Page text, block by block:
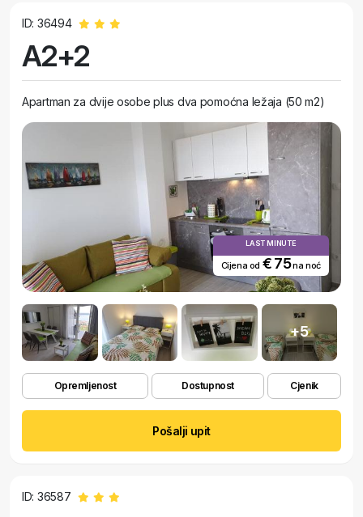
ID: 36494
A2+2
Apartman za dvije osobe plus dva pomoćna ležaja (50 m2)
LAST MINUTE
Cijena od € 75na noć
+5
Opremljenost Dostupnost Cjenik
Pošalji upit
ID: 36587